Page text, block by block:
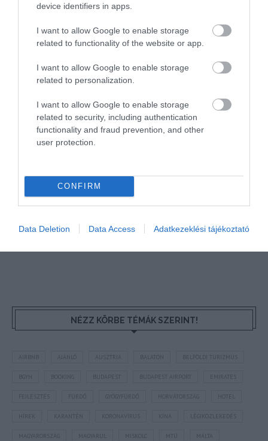
device identifiers in apps.
I want to allow Google to enable storage
related to functionality of the website or app.
I want to allow Google to enable storage
related to personalization.
I want to allow Google to enable storage
related to security, including authentication
functionality and fraud prevention, and other
user protection.
CONFIRM
Data Deletion Data Access Adatkezeklési tájékoztató
AJÁNLÓ BUDAPEST GYÓGYFÜRDŐ
MAGYARORSZÁG RUDAS TERMÁL
HETI BÖLCSESSÉG
sújtott gyerek." Jean-Michel Maulpoix
KÖZÖSSÉGÜNK TÉGED IS VÁR!
NÉZZ KÖRBE TÉMÁK SZERINT!
AUSZTRIA BALATON BELFÖLDI TURIZMUS
BUDAPEST BUDAPEST AIRPORT EMIRATES
FEJLESZTÉS HORVÁTORSZÁG HOTEL
KARANTÉN LÉGIKÖZLEKEDÉS
MAGYARORSZÁG MTÜ MÁLTA